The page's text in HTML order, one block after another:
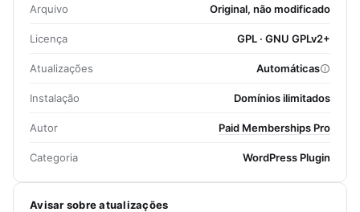
Arquivo Original, não modificado
Licença GPL · GNU GPLv2+
Atualizações Automáticas
Instalação Domínios ilimitados
Autor Paid Memberships Pro
Categoria WordPress Plugin
Avisar sobre atualizações